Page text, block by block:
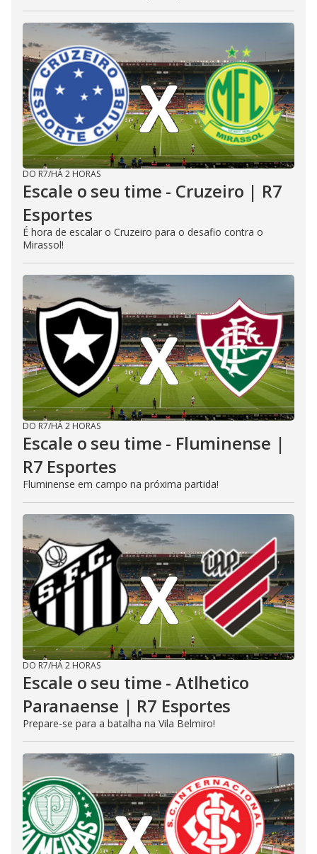
DO R7/HÁ 2 HORAS
Escale o seu time - Cruzeiro | R7
Esportes
É hora de escalar o Cruzeiro para o desafio contra o
Mirassol!
DO R7/HÁ 2 HORAS
Escale o seu time - Fluminense |
R7 Esportes
Fluminense em campo na próxima partida!
DO R7/HÁ 2 HORAS
Escale o seu time - Atlhetico
Paranaense | R7 Esportes
Prepare-se para a batalha na Vila Belmiro!